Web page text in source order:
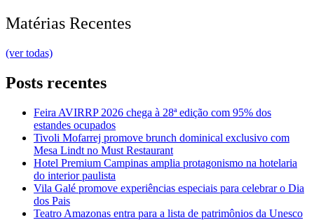
Matérias Recentes
(ver todas)
Posts recentes
Feira AVIRRP 2026 chega à 28ª edição com 95% dos
estandes ocupados
Tivoli Mofarrej promove brunch dominical exclusivo com
Mesa Lindt no Must Restaurant
Hotel Premium Campinas amplia protagonismo na hotelaria
do interior paulista
Vila Galé promove experiências especiais para celebrar o Dia
dos Pais
Teatro Amazonas entra para a lista de patrimônios da Unesco